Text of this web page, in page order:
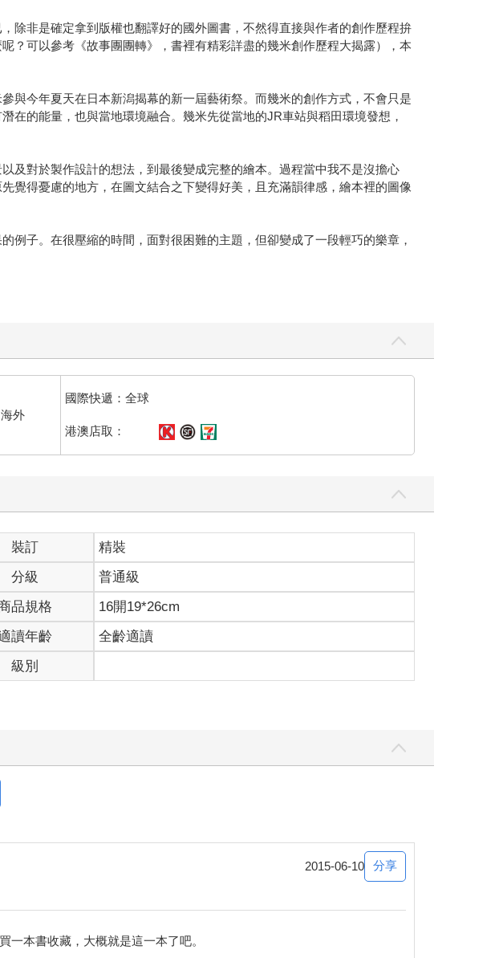
非是確定拿到版權也翻譯好的國外圖書，不然得直接與作者的創作歷程拚
？可以參考《故事團團轉》，書裡有精彩詳盡的幾米創作歷程大揭露），本
與今年夏天在日本新潟揭幕的新一屆藝術祭。而幾米的創作方式，不會只是
在的能量，也與當地環境融合。幾米先從當地的JR車站與稻田環境發想，
及對於製作設計的想法，到最後變成完整的繪本。過程當中我不是沒擔心
覺得憂慮的地方，在圖文結合之下變得好美，且充滿韻律感，繪本裡的圖像
子。在很壓縮的時間，面對很困難的主題，但卻變成了一段輕巧的樂章，
海外
國際快遞：全球
港澳店取：
裝訂
精裝
分級
普通級
品規格
16開19*26cm
讀年齡
全齡適讀
級別
2015-06-10 分享